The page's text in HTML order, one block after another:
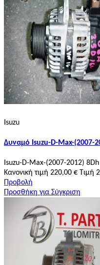
Isuzu
Δυναμό Isuzu-D-Max-(2007-
Isuzu-D-Max-(2007-2012)
Κανονική τιμή 220,00 € Τιμή
Προβολή
Προσθήκη για Σύγκριση